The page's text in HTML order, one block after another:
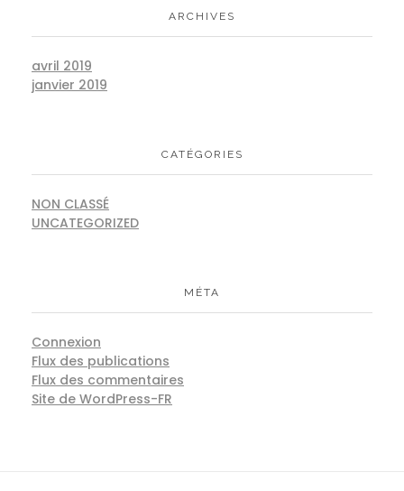
ARCHIVES
avril 2019
janvier 2019
CATÉGORIES
NON CLASSÉ
UNCATEGORIZED
MÉTA
Connexion
Flux des publications
Flux des commentaires
Site de WordPress-FR